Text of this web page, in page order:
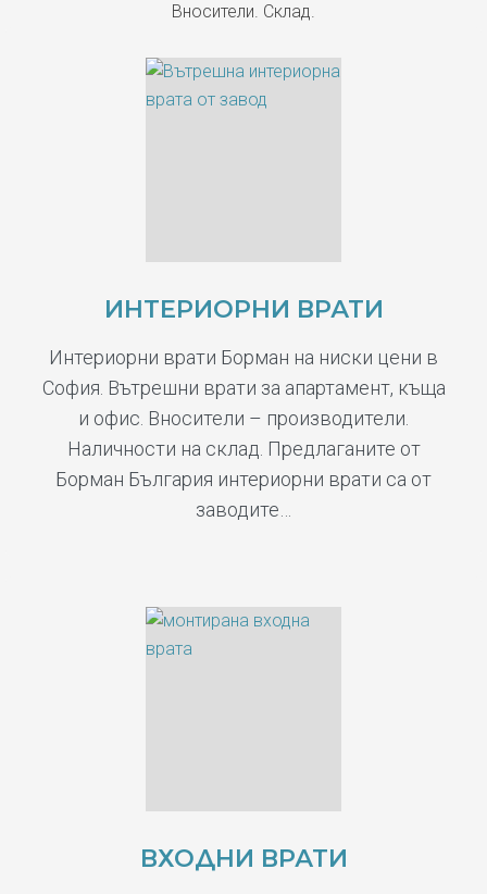
Вносители. Склад.
ИНТЕРИОРНИ ВРАТИ
Интериорни врати Борман на ниски цени в
София. Вътрешни врати за апартамент, къща
и офис. Вносители – производители.
Наличности на склад. Предлаганите от
Борман България интериорни врати са от
заводите…
ВХОДНИ ВРАТИ